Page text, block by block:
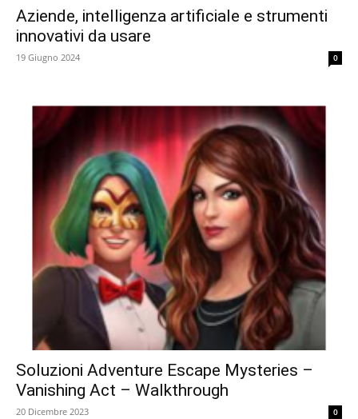
Aziende, intelligenza artificiale e strumenti
innovativi da usare
19 Giugno 2024 0
Soluzioni Adventure Escape Mysteries –
Vanishing Act – Walkthrough
20 Dicembre 2023 0